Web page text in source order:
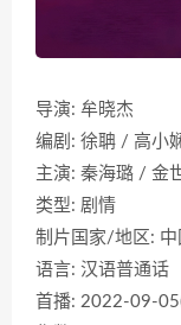
导演: 牟晓杰
编剧: 徐聃 / 高小
主演: 秦海璐 / 金
类型: 剧情
制片国家/地区: 中
语言: 汉语普通话
首播: 2022-09-